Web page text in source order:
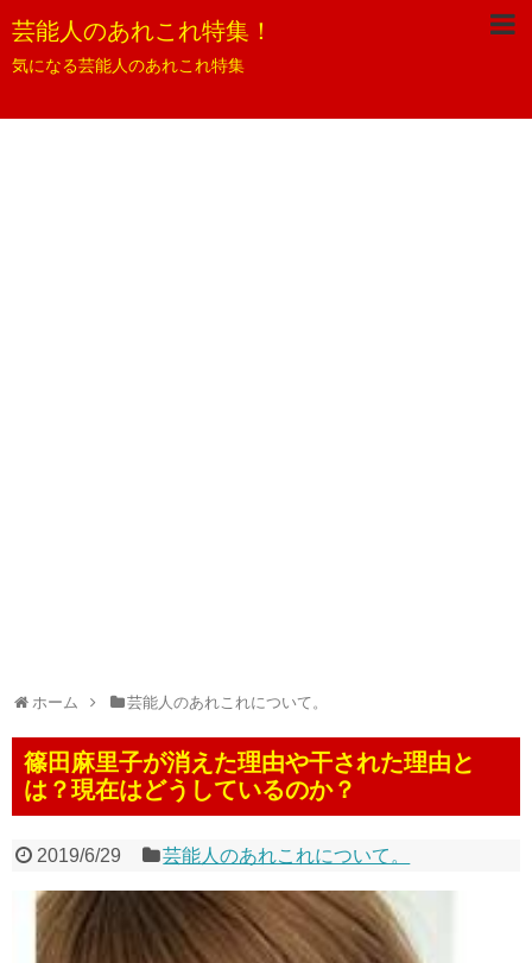
芸能人のあれこれ特集！
気になる芸能人のあれこれ特集
ホーム 芸能人のあれこれについて。
篠田麻里子が消えた理由や干された理由と
は？現在はどうしているのか？
2019/6/29 芸能人のあれこれについて。